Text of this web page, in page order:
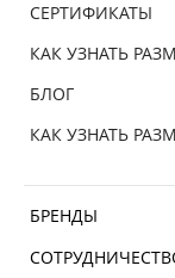
СЕРТИФИКАТЫ
КАК УЗНАТЬ
БЛОГ
КАК УЗНАТЬ
БРЕНДЫ